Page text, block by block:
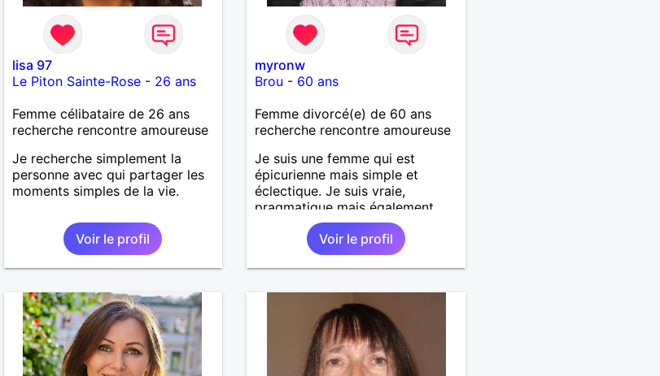
lisa 97
Le Piton Sainte-Rose- 26 ans
Femme célibataire de 26 ans
recherche rencontre amoureuse
Je recherche simplement la
personne avec qui partager les
moments simples de la vie.
Voir le profil
myronw
Brou - 60 ans
Femme divorcé(e) de 60 ans
recherche rencontre amoureuse
Je suis une femme qui est
épicurienne mais simple et
éclectique. Je suis vraie,
pragmatique mais également
passionnée, j'ai envie de vivre
des moments à deux.
Voir le profil